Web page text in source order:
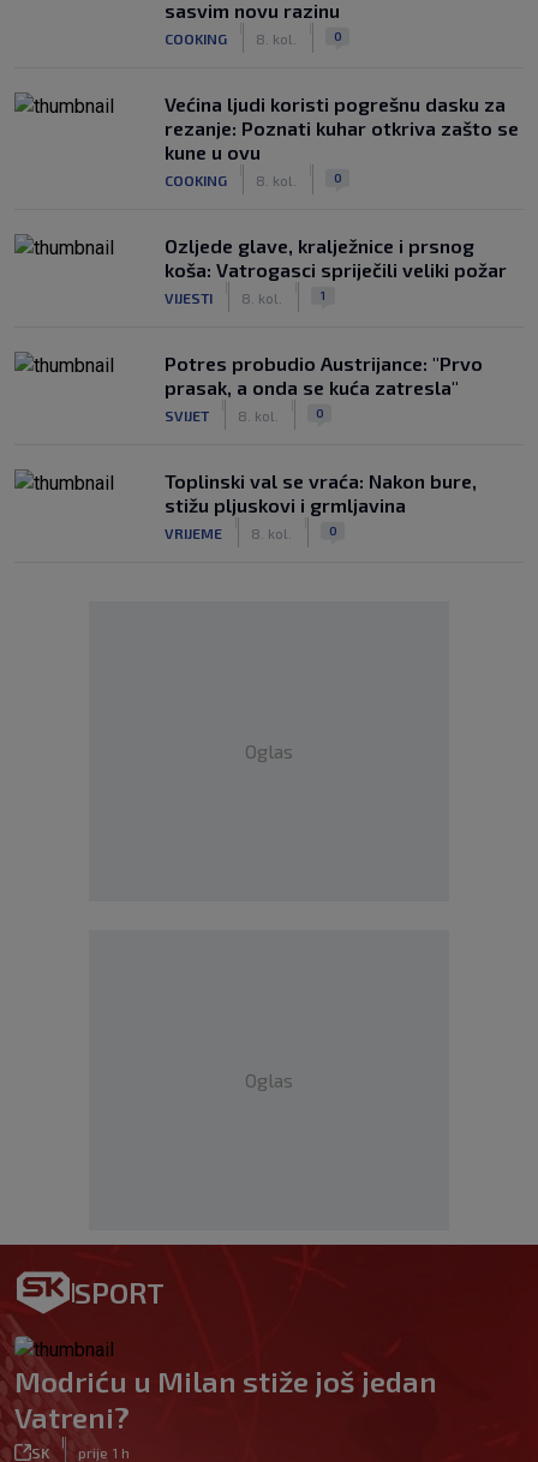
sasvim novu razinu
COOKING 8. kol. 0
Većina ljudi koristi pogrešnu dasku za
rezanje: Poznati kuhar otkriva zašto se
kune u ovu
COOKING 8. kol. 0
Ozljede glave, kralježnice i prsnog
koša: Vatrogasci spriječili veliki požar
VIJESTI 8. kol. 1
Potres probudio Austrijance: "Prvo
prasak, a onda se kuća zatresla"
SVIJET 8. kol. 0
Toplinski val se vraća: Nakon bure,
stižu pljuskovi i grmljavina
VRIJEME 8. kol. 0
Oglas
Oglas
SPORT
Modriću u Milan stiže još jedan
Vatreni?
SK prije 1 h